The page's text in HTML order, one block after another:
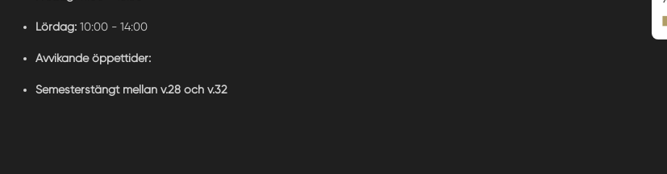
Lördag: 10:00 - 14:00
Avvikande öppettider:
Semesterstängt mellan v.28 och v.32